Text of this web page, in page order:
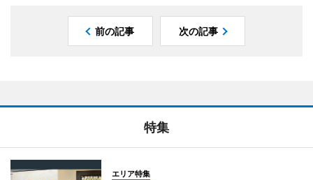
前の記事 次の記事
特集
エリア特集